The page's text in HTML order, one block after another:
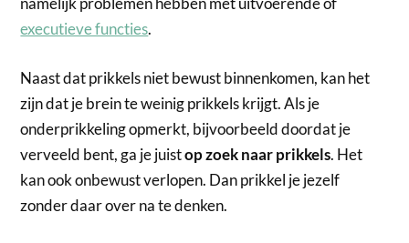
executieve functies.
Naast dat prikkels niet bewust binnenkomen, kan het
zijn dat je brein te weinig prikkels krijgt. Als je
onderprikkeling opmerkt, bijvoorbeeld doordat je
verveeld bent, ga je juistop zoek naar prikkels. Het
kan ook onbewust verlopen. Dan prikkel je jezelf
zonder daar over na te denken.